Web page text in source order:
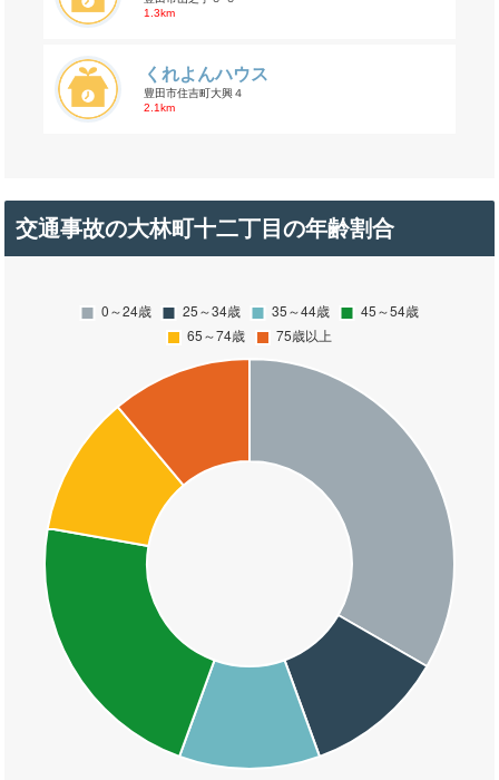
1.3km
くれよんハウス
豊田市住吉町大興４
2.1km
交通事故の大林町十二丁目の年齢割合